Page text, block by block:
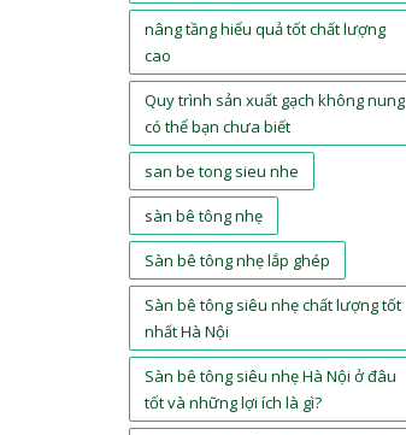
nâng tầng hiểu quả tốt chất lượng
cao
Quy trình sản xuất gạch không nung
có thể bạn chưa biết
san be tong sieu nhe
sàn bê tông nhẹ
Sàn bê tông nhẹ lắp ghép
Sàn bê tông siêu nhẹ chất lượng tốt
nhất Hà Nội
Sàn bê tông siêu nhẹ Hà Nội ở đâu
tốt và những lợi ích là gì?